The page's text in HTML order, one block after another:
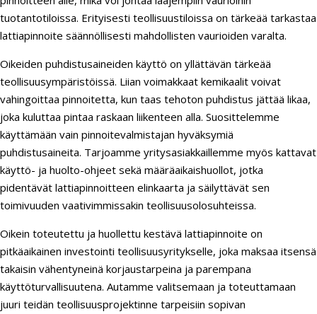
tuotantotiloissa. Erityisesti teollisuustiloissa on tärkeää tarkastaa
lattiapinnoite säännöllisesti mahdollisten vaurioiden varalta.
Oikeiden puhdistusaineiden käyttö on yllättävän tärkeää
teollisuusympäristöissä. Liian voimakkaat kemikaalit voivat
vahingoittaa pinnoitetta, kun taas tehoton puhdistus jättää likaa,
joka kuluttaa pintaa raskaan liikenteen alla. Suosittelemme
käyttämään vain pinnoitevalmistajan hyväksymiä
puhdistusaineita. Tarjoamme yritysasiakkaillemme myös kattavat
käyttö- ja huolto-ohjeet sekä määräaikaishuollot, jotka
pidentävät lattiapinnoitteen elinkaarta ja säilyttävät sen
toimivuuden vaativimmissakin teollisuusolosuhteissa.
Oikein toteutettu ja huollettu kestävä lattiapinnoite on
pitkäaikainen investointi teollisuusyritykselle, joka maksaa itsensä
takaisin vähentyneinä korjaustarpeina ja parempana
käyttöturvallisuutena. Autamme valitsemaan ja toteuttamaan
juuri teidän teollisuusprojektinne tarpeisiin sopivan